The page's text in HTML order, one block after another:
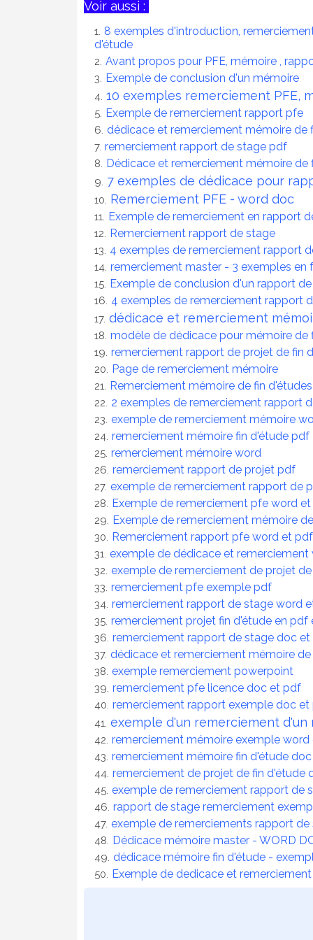
Voir aussi :
8 exemples d'introduction,
d'étude
Avant propos pour PFE, mémoire ,
Exemple de conclusion d'un mémoire
10 exemples remerciement PFE,
Exemple de remerciement rapport pfe
dédicace et remerciement mémoire de
remerciement rapport de stage pdf
Dédicace et remerciement mémoire de
7 exemples de dédicace pour
Remerciement PFE - word doc
Exemple de remerciement en rapport
Remerciement rapport de stage
4 exemples de remerciement rapport
remerciement master - 3 exemples
Exemple de conclusion d'un rapport
4 exemples de remerciement rapport
dédicace et remerciement
modèle de dédicace pour mémoire
remerciement rapport de projet de fin
Page de remerciement mémoire
Remerciement mémoire de fin
2 exemples de remerciement rapport
exemple de remerciement mémoire
remerciement mémoire fin d'étude pdf
remerciement mémoire word
remerciement rapport de projet pdf
exemple de remerciement rapport de
Exemple de remerciement pfe word
Exemple de remerciement mémoire
Remerciement rapport pfe word et
exemple de dédicace et
exemple de remerciement de projet
remerciement pfe exemple pdf
remerciement rapport de stage word
remerciement projet fin d'étude en
remerciement rapport de stage doc
dédicace et remerciement mémoire
exemple remerciement powerpoint
remerciement pfe licence doc et pdf
remerciement rapport exemple doc
exemple d'un remerciement
remerciement mémoire exemple
remerciement mémoire fin d'étude
remerciement de projet de fin d'étude
exemple de remerciement rapport de
rapport de stage remerciement
exemple de remerciements rapport
Dédicace mémoire master - WORD
dédicace mémoire fin d'étude -
Exemple de dedicace et